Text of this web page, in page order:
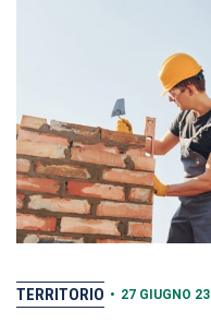
TERRITORIO • 27 GIUGNO 23